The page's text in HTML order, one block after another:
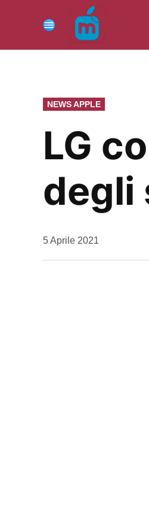
contenuto
Menu
PUBBLICATO
IN
NEWS APPLE
LG
degli
da
5 Aprile 2021